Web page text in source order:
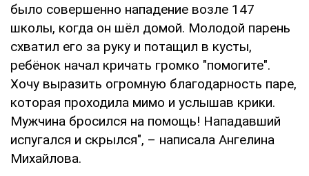
было совершенно нападение возле 147
школы, когда он шёл домой. Молодой парень
схватил его за руку и потащил в кусты,
ребёнок начал кричать громко "помогите".
Хочу выразить огромную благодарность паре,
которая проходила мимо и услышав крики.
Мужчина бросился на помощь! Нападавший
испугался и скрылся", – написала Ангелина
Михайлова.